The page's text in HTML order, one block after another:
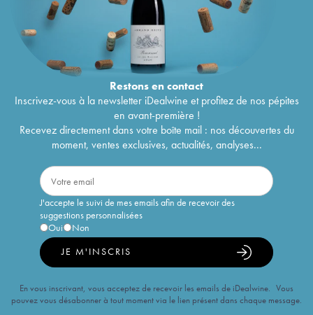
Restons encontact
Inscrivez-vous à la newsletter iDealwine et profitez de nos pépites
en avant-première !
Recevez directement dans votre boîte mail : nos découvertes du
moment, ventes exclusives, actualités, analyses...
J'accepte le suivi de mes emails afin de recevoir des
suggestions personnalisées
Oui
Non
JE M'INSCRIS
En vous inscrivant, vous acceptez de recevoir les emails de iDealwine. Vous
pouvez vous désabonner à tout moment via le lien présent dans chaque message.